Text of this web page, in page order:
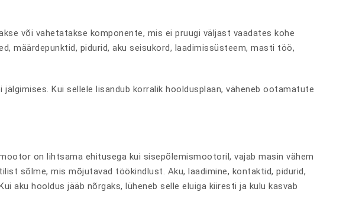
või vahetatakse komponente, mis ei pruugi väljast vaadates kohe
määrdepunktid, pidurid, aku seisukord, laadimissüsteem, masti töö,
Kui sellele lisandub korralik hooldusplaan, väheneb ootamatute
on lihtsama ehitusega kui sisepõlemismootoril, vajab masin vähem
sõlme, mis mõjutavad töökindlust. Aku, laadimine, kontaktid, pidurid,
aku hooldus jääb nõrgaks, lüheneb selle eluiga kiiresti ja kulu kasvab